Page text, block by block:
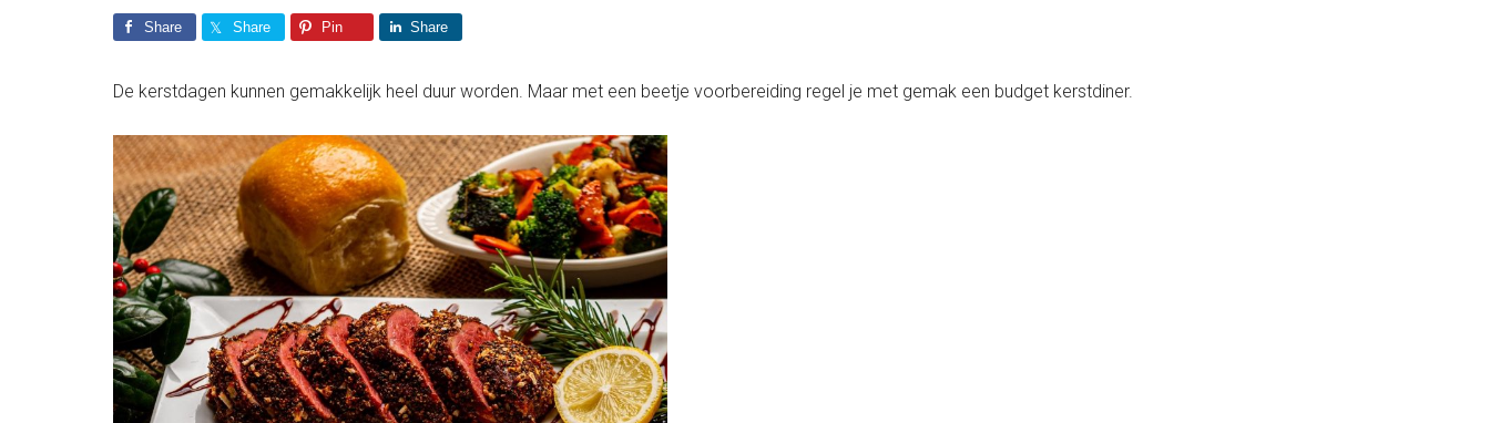
Share Share Pin Share
De kerstdagen kunnen gemakkelijk heel duur worden. Maar met een beetje voorbereiding regel je met gemak een budget kerstdiner.